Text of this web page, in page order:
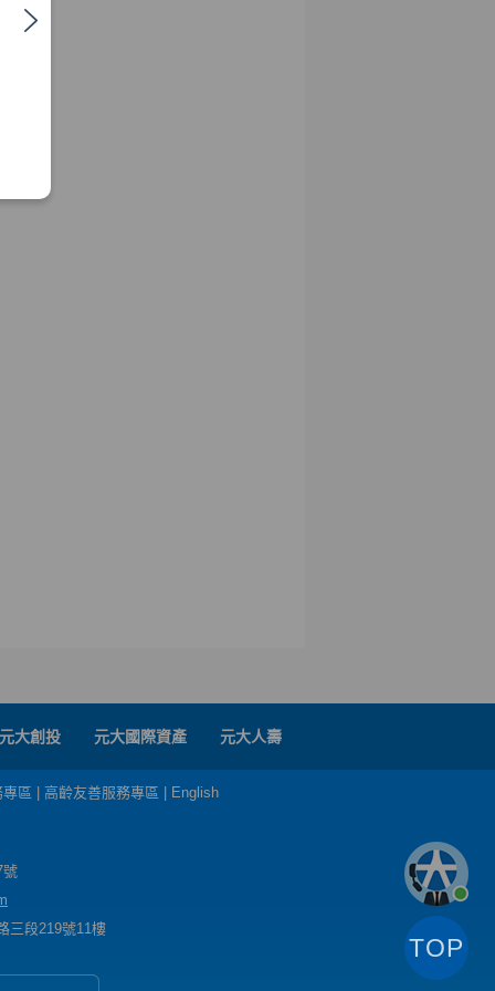
元大創投 元大國際資產 元大人壽
區 高齡友善服務專區 English
號
三段219號11樓
TOP